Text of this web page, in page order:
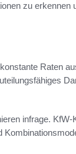
zu erkennen
Raten
infrage.